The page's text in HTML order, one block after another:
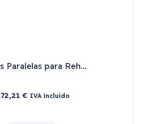
Paralelas para Reh…
€ IVA incluido